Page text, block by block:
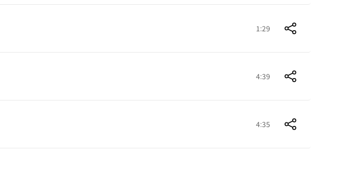
1:29
4:39
4:35